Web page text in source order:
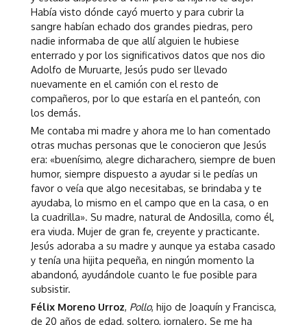
Había visto dónde cayó muerto y para cubrir la
sangre habían echado dos grandes piedras, pero
nadie informaba de que allí alguien le hubiese
enterrado y por los significativos datos que nos dio
Adolfo de Muruarte, Jesús pudo ser llevado
nuevamente en el camión con el resto de
compañeros, por lo que estaría en el panteón, con
los demás.
Me contaba mi madre y ahora me lo han comentado
otras muchas personas que le conocieron que Jesús
era: «buenísimo, alegre dicharachero, siempre de buen
humor, siempre dispuesto a ayudar si le pedías un
favor o veía que algo necesitabas, se brindaba y te
ayudaba, lo mismo en el campo que en la casa, o en
la cuadrilla». Su madre, natural de Andosilla, como él,
era viuda. Mujer de gran fe, creyente y practicante.
Jesús adoraba a su madre y aunque ya estaba casado
y tenía una hijita pequeña, en ningún momento la
abandonó, ayudándole cuanto le fue posible para
subsistir.
Félix Moreno Urroz, Pollo, hijo de Joaquín y Francisca,
de 20 años de edad, soltero, jornalero. Se me ha